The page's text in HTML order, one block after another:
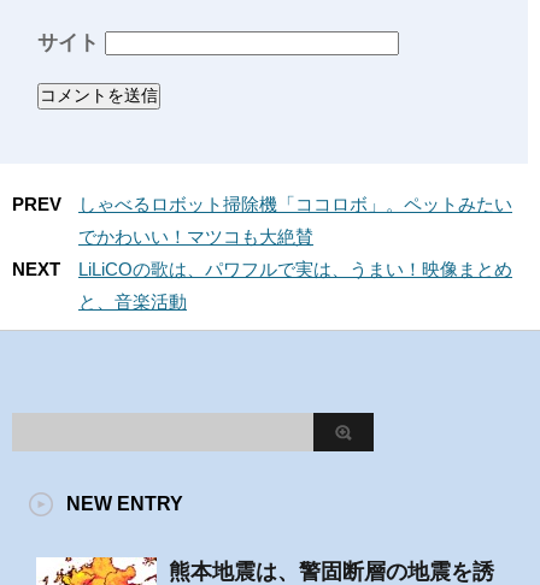
サイト
PREV
しゃべるロボット掃除機「ココロボ」。ペットみたい
でかわいい！マツコも大絶賛
NEXT
LiLiCOの歌は、パワフルで実は、うまい！映像まとめ
と、音楽活動
NEW ENTRY
熊本地震は、警固断層の地震を誘